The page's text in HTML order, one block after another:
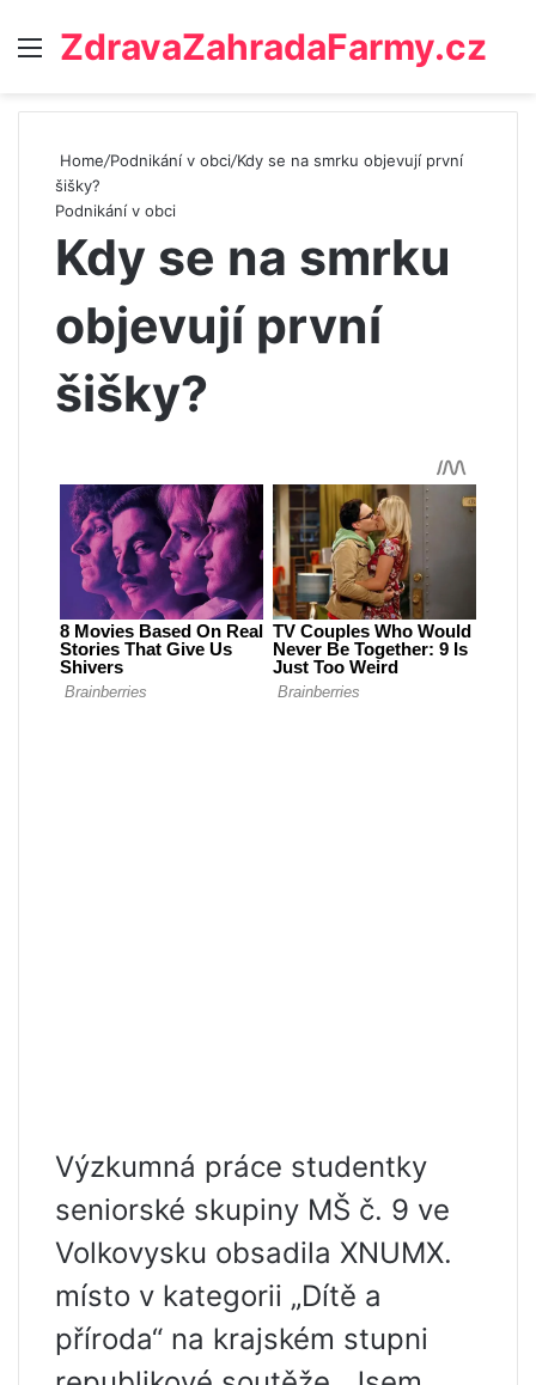
Menu
ZdravaZahradaFarmy.cz
Home/Podnikání v obci/Kdy se na smrku objevují první
šišky?
Podnikání v obci
Kdy se na smrku
objevují první
šišky?
Výzkumná práce studentky
seniorské skupiny MŠ č. 9 ve
Volkovysku obsadila XNUMX.
místo v kategorii „Dítě a
příroda“ na krajském stupni